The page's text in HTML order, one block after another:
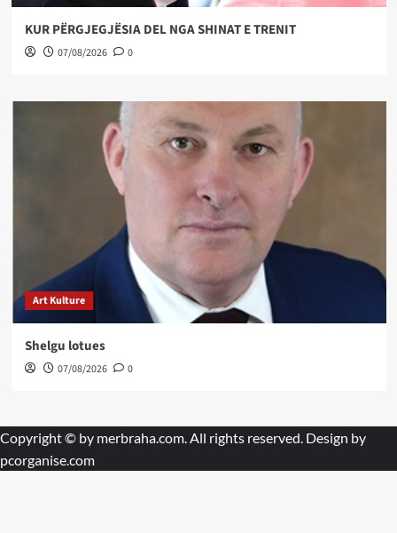
KUR PËRGJEGJËSIA DEL NGA SHINAT E TRENIT
07/08/2026 0
Art Kulture
Shelgu lotues
07/08/2026 0
Copyright © by merbraha.com. All rights reserved. Design by
pcorganise.com